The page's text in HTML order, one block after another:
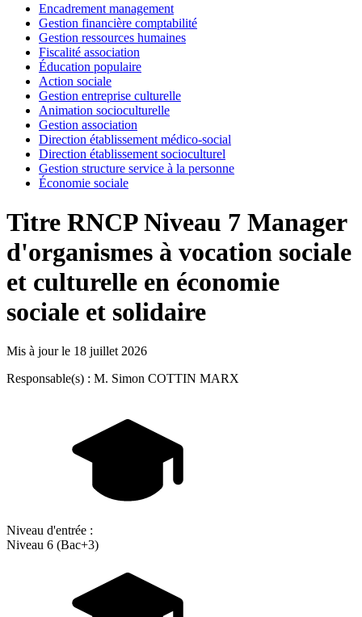
Encadrement management
Gestion financière comptabilité
Gestion ressources humaines
Fiscalité association
Éducation populaire
Action sociale
Gestion entreprise culturelle
Animation socioculturelle
Gestion association
Direction établissement médico-social
Direction établissement socioculturel
Gestion structure service à la personne
Économie sociale
Titre RNCP Niveau 7 Manager
d'organismes à vocation sociale
et culturelle en économie
sociale et solidaire
Mis à jour le 18 juillet 2026
Responsable(s) : M. Simon COTTIN MARX
Niveau d'entrée :
Niveau 6 (Bac+3)